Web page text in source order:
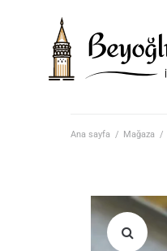
Ana sayfa / Mağaza /